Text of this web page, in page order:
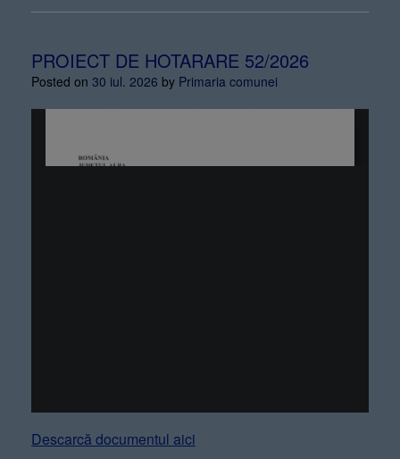
PROIECT DE HOTARARE 52/2026
Posted on 30 iul. 2026 by Primaria comunei
Descarcă documentul aici